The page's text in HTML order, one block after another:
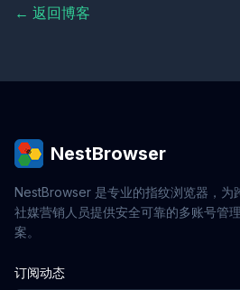
← 返回博客
NestBrowser
NestBrowser 是专业的指纹浏览器，为
社媒营销人员提供安全可靠的多账号管
案。
订阅动态